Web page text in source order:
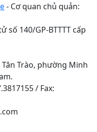
- Cơ quan chủ quản:
số 140/GP-BTTTT cấp
Trào, phường Minh
/ Fax: